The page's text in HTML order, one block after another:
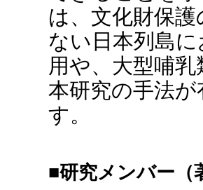
は、文化財保
ない日本列島
用や、大型哺
本研究の手法
す。
■研究メンバー（